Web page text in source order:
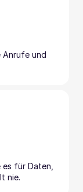
Anrufe und
für Daten,
nie.